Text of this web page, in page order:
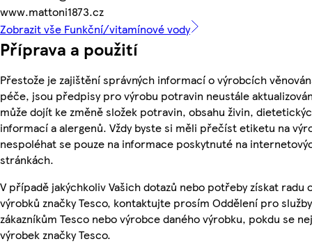
www.mattoni1873.cz
Zobrazit vše Funkční/vitamínové vody
Příprava a použití
Přestože je zajištění správných informací o výrobcích
péče, jsou předpisy pro výrobu potravin neustále
může dojít ke změně složek potravin, obsahu živin,
informací a alergenů. Vždy byste si měli přečíst etiketu na
nespoléhat se pouze na informace poskytnuté na
stránkách.
V případě jakýchkoliv Vašich dotazů nebo potřeby získat radu
výrobků značky Tesco, kontaktujte prosím Oddělení pro služby
zákazníkům Tesco nebo výrobce daného výrobku, pokdu se
výrobek značky Tesco.